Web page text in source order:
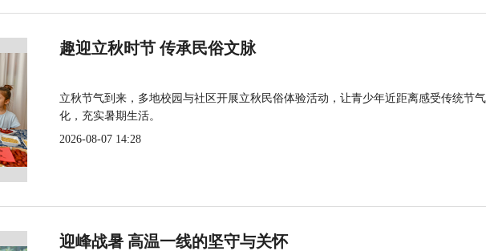
趣迎立秋时节 传承民俗文脉
立秋节气到来，多地校园与社区开展立秋民俗体验活动，让青少年近距离感受传统节
化，充实暑期生活。
2026-08-07 14:28
迎峰战暑 高温一线的坚守与关怀